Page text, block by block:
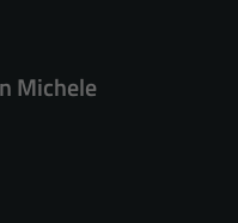
Michele